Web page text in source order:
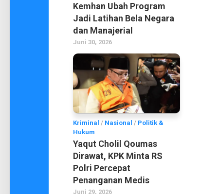
Kemhan Ubah Program
Jadi Latihan Bela Negara
dan Manajerial
Juni 30, 2026
Kriminal / Nasional / Politik &
Hukum
Yaqut Cholil Qoumas
Dirawat, KPK Minta RS
Polri Percepat
Penanganan Medis
Juni 29, 2026